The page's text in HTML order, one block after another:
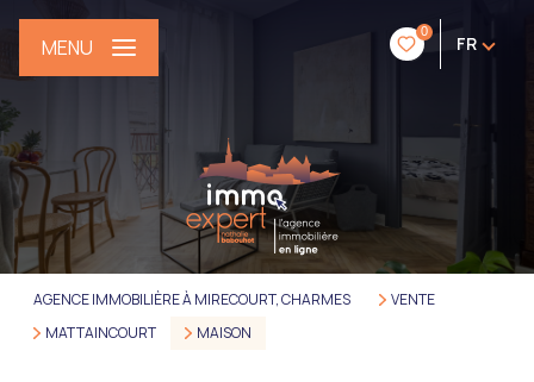
0
FR
MENU
AGENCE IMMOBILIÈRE À MIRECOURT, CHARMES
VENTE
MATTAINCOURT
MAISON